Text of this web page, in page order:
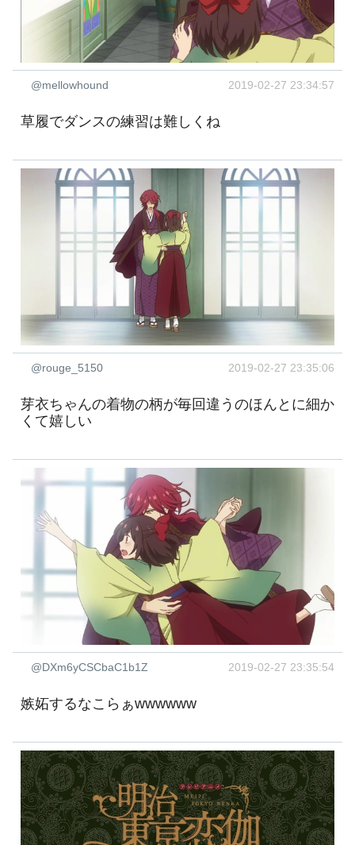
@mellowhound 2019-02-27 23:34:57
草履でダンスの練習は難しくね
@rouge_5150 2019-02-27 23:35:06
芽衣ちゃんの着物の柄が毎回違うのほんとに細か
くて嬉しい
@DXm6yCSCbaC1b1Z 2019-02-27 23:35:54
嫉妬するなこらぁwwwwww